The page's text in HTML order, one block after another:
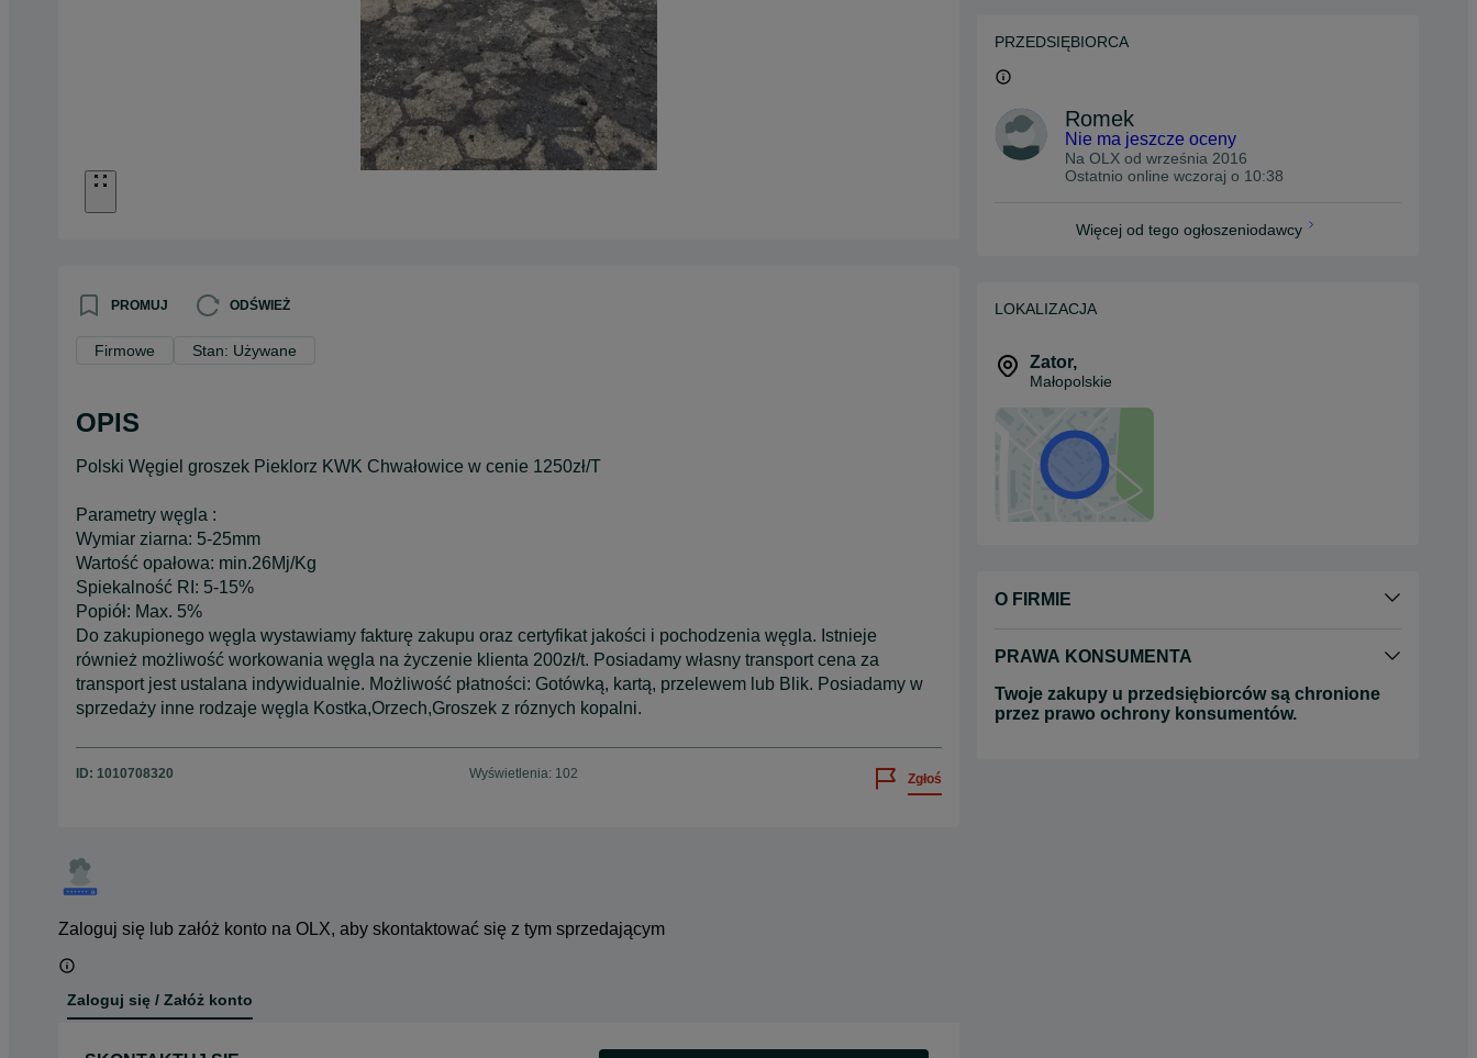
PROMUJ ODŚWIEŻ
Firmowe Stan: Używane
OPIS
Polski Węgiel groszek Pieklorz KWK Chwałowice w cenie 1250zł/T
Parametry węgla :
Wymiar ziarna: 5-25mm
Wartość opałowa: min.26Mj/Kg
Spiekalność RI: 5-15%
Popiół: Max. 5%
Do zakupionego węgla wystawiamy fakturę zakupu oraz certyfikat jakości i pochodzenia węgla. Istnieje
również możliwość workowania węgla na życzenie klienta 200zł/t. Posiadamy własny transport cena za
transport jest ustalana indywidualnie. Możliwość płatności: Gotówką, kartą, przelewem lub Blik. Posiadamy w
sprzedaży inne rodzaje węgla Kostka,Orzech,Groszek z róznych kopalni.
ID: 1010708320 Wyświetlenia: 102 Zgłoś
Zaloguj się lub załóż konto na OLX, aby skontaktować się z tym sprzedającym
Zaloguj się / Załóż konto
PRZEDSIĘBIORCA
Romek
Nie ma jeszcze oceny
Na OLX od września 2016
Ostatnio online wczoraj o 10:38
Więcej od tego ogłoszeniodawcy
LOKALIZACJA
Zator,
Małopolskie
O FIRMIE
PRAWA KONSUMENTA
Twoje zakupy u przedsiębiorców są chronione
przez prawo ochrony konsumentów.